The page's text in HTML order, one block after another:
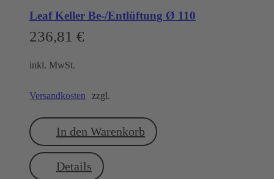
Leaf Keller Be-/Entlüftung Ø 110
236,81 €
inkl. MwSt.
zzgl.
Versandkosten
In den Warenkorb
Details